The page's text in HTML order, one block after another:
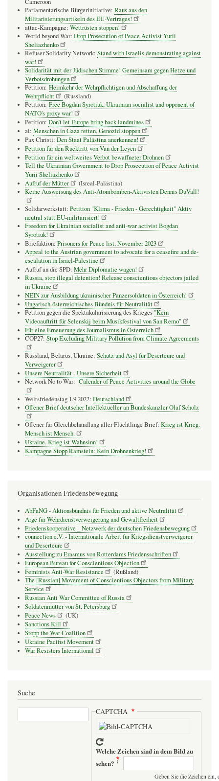
Parlamentarische Bürgerinitiative: Raus aus den
Militarisierungsartikeln des EU-Vertrages!
attac-Kampagne: Wettrüsten stoppen!
World beyond War: Drop Prosecution of Peace Activist Yurii
Sheliazhenko
Refuser Solidarity Network: Stand with Israelis demonstrating against
war!
Solidarität mit der Jüdischen Stimme! Gemeinsam gegen Hetze und
Verbotsdrohungen
Petition: Heimkehr der Wehrpflichtigen und Abschaffung der
Wehrpflicht
(Russland)
Petition: Free Bogdan Syrotiuk, Ukrainian socialist and opponent of
NATO's proxy war!
Petition: Don’t let Europe bring back landmines
ai: Menschen in Gaza retten, Genozid stoppen
Pax Christi: Den Staat Palästina anerkennen!
Petition für den Rücktritt von Van der Leyen
Petition für ein weltweites Verbot bewaffneter Drohnen
Tell the Ukrainian Government to Drop Prosecution of Peace Activist
Yurii Sheliazhenko
Aufruf der Mütter
(Isreal-Palästina)
Keine Ausweisung des Anti-Atombomben-Aktivisten Dennis DuVall!
Solidarwerkstatt: Petition "Klima - Frieden - Gerechtigkeit" Aktiv
neutral statt EU-militarisiert!
Freedom for Ukrainian socialist and anti-war activist Bogdan
Syrotiuk!
Briefaktion: Prisoners for Peace list, November 2023
Appeal to the Austrian government to advocate for a ceasefire and de-
escalation in Israel-Palestine
Aufruf an die SPD: Mehr Diplomatie wagen!
Russia, stop illegal detention! Release conscientious objectors jailed
in Ukraine
NEIN zur Ausbildung ukrainischer Panzersoldaten in Österreich!
Ungarisch-österreichisches Bündnis für Neutralität
Petition gegen die Spektakularisierung des Krieges "Kein
Videoauftritt für Selenskij beim Musikfestival von San Remo"
Für eine Erneuerung des Journalismus in Österreich
COP27: Stop Excluding Military Pollution from Climate Agreements
Russland, Belarus, Ukraine: Schutz und Asyl für Deserteure und
Verweigerer
Unsere Neutralität - Unsere Sicherheit
Network No to War: Calender of Peace Activities around the Globe
Weltsfriedenstag 1.9.2022: Deutschland
Offener Brief deutscher Intellektueller an Bundeskanzler Olaf Scholz
Offener für Gleichbehandlung aller Flüchtlinge Brief: Krieg ist Krieg.
Mensch ist Mensch.
Ukraine. Krieg ist Wahnsinn!
Kampagne Stopp Ramstein: Kein Drohnenkrieg!
Organisationen Friedensbewegung
AbFaNG - Aktionsbündnis für Frieden und aktive Neutralität
Arge für Wehrdienstverweigerung und Gewaltfreiheit
Friedenskooperative _ Netzwerk der deutschen Friedensbewegung
connection e.V. - Inter­na­tio­nale Arbeit für Kriegs­dienst­ver­wei­gerer
und Deser­teure
Ausstellung zu Erasmus von Rotterdams Friedensschriften
European Bureau for Conscientious Objection
Feminists Anti-War Resistance
(Rußland)
The [Russian] Movement of Conscientious Objectors from Military
Service
Russian Anti War Committee of Russia
Soldatenmütter von St. Petersburg
Peace News
(UK)
Sanctions Kill
Stopp the War Coalition
Ukraine Pacifist Movement
War Resisters International
Suche
Suche CAPTCHA
Welche Zeichen sind in dem Bild zu
sehen?
Geben Sie die Zeichen